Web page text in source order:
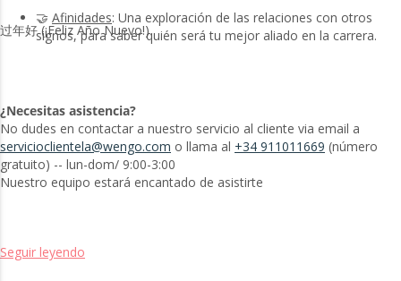
🤝 Afinidades: Una exploración de las relaciones con otros
signos, para saber quién será tu mejor aliado en la carrera.
过年好 (¡Feliz Año Nuevo!)
¿Necesitas asistencia?
No dudes en contactar a nuestro servicio al cliente via email a
servicioclientela@wengo.com o llama al +34 911011669
gratuito) -- lun-dom/ 9:00-3:00
Nuestro equipo estará encantado de asistirte
Seguir leyendo